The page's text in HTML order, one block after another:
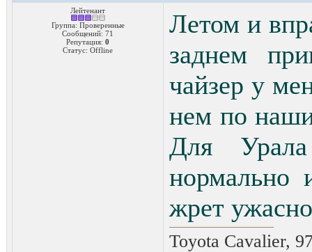
Лейтенант
Группа: Проверенные
Сообщений: 71
Репутация: 0
Статус: Offline
Летом и
заднем
чайзер у
нем по
Для Урала
нормально
жрет
Toyota Cavalier,